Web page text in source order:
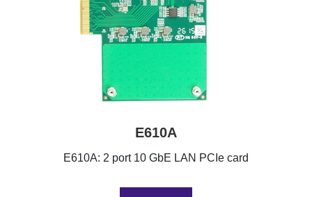
E610A
E610A: 2 port 10 GbE LAN PCIe card